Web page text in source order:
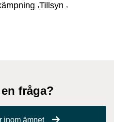
,Tillsyn ,
fråga?
inom ämnet